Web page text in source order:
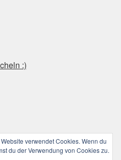
:)
verwendet Cookies. Wenn du
du der Verwendung von Cookies zu.